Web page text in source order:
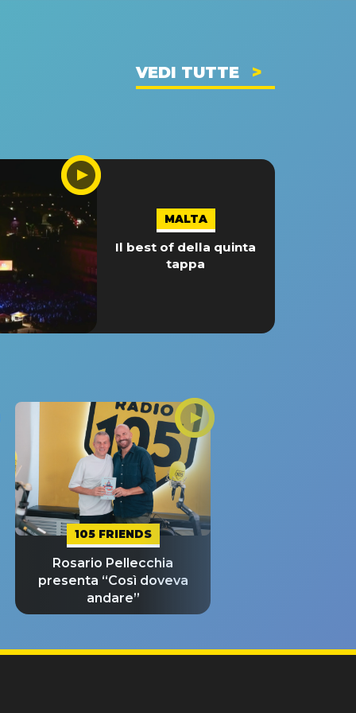
VEDI TUTTE
MALTA
Il best of della quinta
tappa
105 FRIENDS
Rosario Pellecchia
presenta “Così doveva
andare”